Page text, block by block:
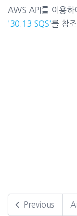
AWS API를 이용하
'30.13 SQS'를 참
Previous